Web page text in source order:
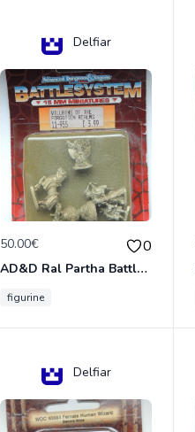
Delfiar
50.00€ 0
AD&D Ral Partha Battlesystem Villains/Forgotten Realms 11-955 Miniatures
figurine
Delfiar